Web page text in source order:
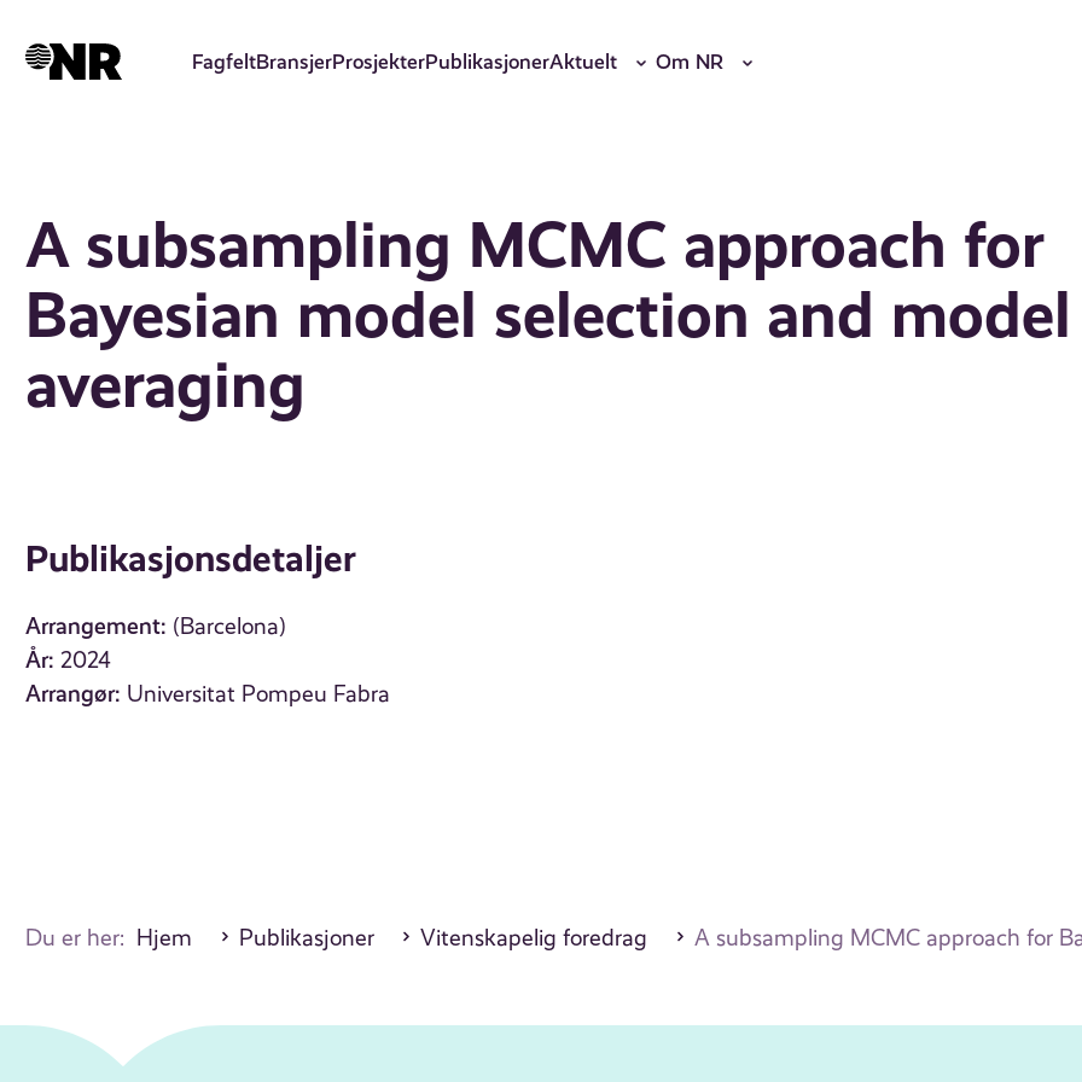
hovedinnhold
FagfeltBransjerProsjekterPublikasjonerAktuelt Om NR
A subsampling MCMC approach for
Bayesian model selection and model
averaging
Publikasjonsdetaljer
Arrangement: (Barcelona)
År: 2024
Arrangør: Universitat Pompeu Fabra
Du er her: Hjem Publikasjoner Vitenskapelig foredrag A subsampling MCMC approach for